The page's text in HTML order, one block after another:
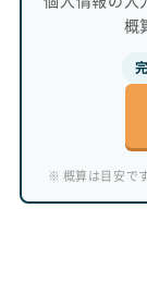
概
※ 概算は目安で